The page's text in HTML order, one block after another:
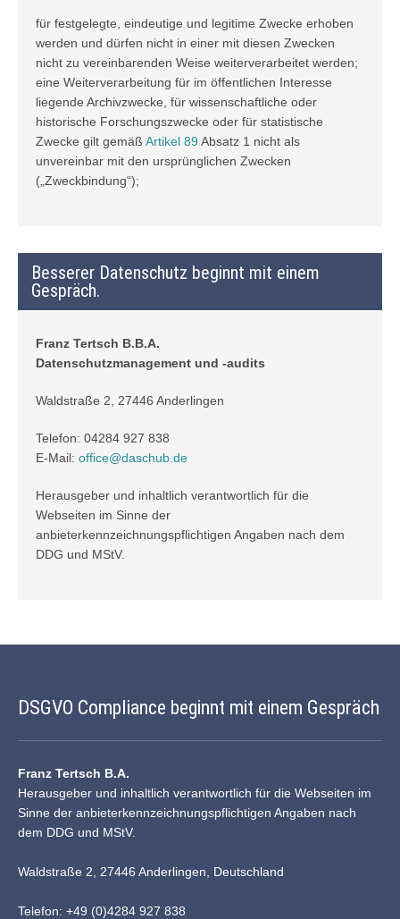
für festgelegte, eindeutige und legitime Zwecke erhoben
werden und dürfen nicht in einer mit diesen Zwecken
nicht zu vereinbarenden Weise weiterverarbeitet werden;
eine Weiterverarbeitung für im öffentlichen Interesse
liegende Archivzwecke, für wissenschaftliche oder
historische Forschungszwecke oder für statistische
Zwecke gilt gemäß Artikel 89 Absatz 1 nicht als
unvereinbar mit den ursprünglichen Zwecken
(„Zweckbindung“);
Besserer Datenschutz beginnt mit einem
Gespräch.
Franz Tertsch B.B.A.
Datenschutzmanagement und -audits
Waldstraße 2, 27446 Anderlingen
Telefon: 04284 927 838
E-Mail: office@daschub.de
Herausgeber und inhaltlich verantwortlich für die
Webseiten im Sinne der
anbieterkennzeichnungspflichtigen Angaben nach dem
DDG und MStV.
DSGVO Compliance beginnt mit einem Gespräch
Franz Tertsch B.A.
Herausgeber und inhaltlich verantwortlich für die Webseiten im
Sinne der anbieterkennzeichnungspflichtigen Angaben nach
dem DDG und MStV.
Waldstraße 2, 27446 Anderlingen, Deutschland
Telefon: +49 (0)4284 927 838